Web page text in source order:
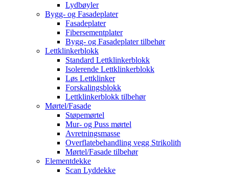
Lydbøyler
Bygg- og Fasadeplater
Fasadeplater
Fibersementplater
Bygg- og Fasadeplater tilbehør
Lettklinkerblokk
Standard Lettklinkerblokk
Isolerende Lettklinkerblokk
Løs Lettklinker
Forskalingsblokk
Lettklinkerblokk tilbehør
Mørtel/Fasade
Støpemørtel
Mur- og Puss mørtel
Avretningsmasse
Overflatebehandling vegg Strikolith
Mørtel/Fasade tilbehør
Elementdekke
Scan Lyddekke